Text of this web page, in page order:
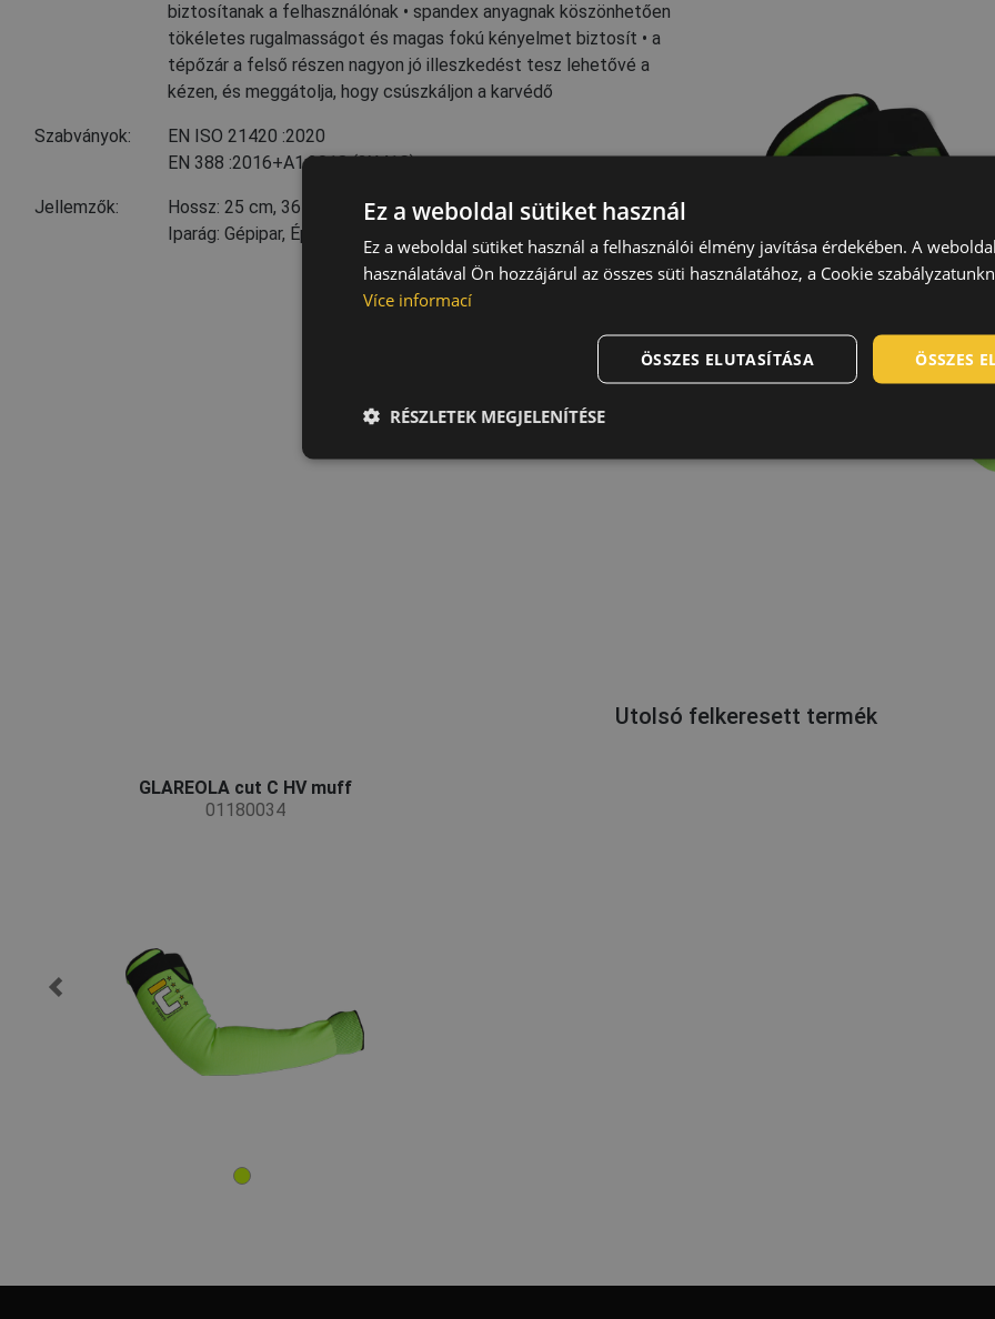
biztosítanak a felhasználónak • spandex anyagnak köszönhetően
tökéletes rugalmasságot és magas fokú kényelmet biztosít • a
tépőzár a felső részen nagyon jó illeszkedést tesz lehetővé a
kézen, és meggátolja, hogy csúszkáljon a karvédő
Szabványok: EN ISO 21420 :2020
EN 388 :2016+A1:2018 (3X41C)
Jellemzők:
Hossz: 25 cm, 36 cm, 45 cm, 56 cm
Iparág: Gépipar, Építőipar, Autóipar, Szállítás és logisztika
Utolsó felkeresett termék
GLAREOLA cut C HV muff
01180034
Ez a weboldal sütiket használ
Ez a weboldal sütiket használ a felhasználói élmény javítása érdekében. A
használatával Ön hozzájárul az összes süti használatához, a Cookie
Více informací
ÖSSZES
ÖSSZES ELUTASÍTÁSA
RÉSZLETEK MEGJELENÍTÉSE